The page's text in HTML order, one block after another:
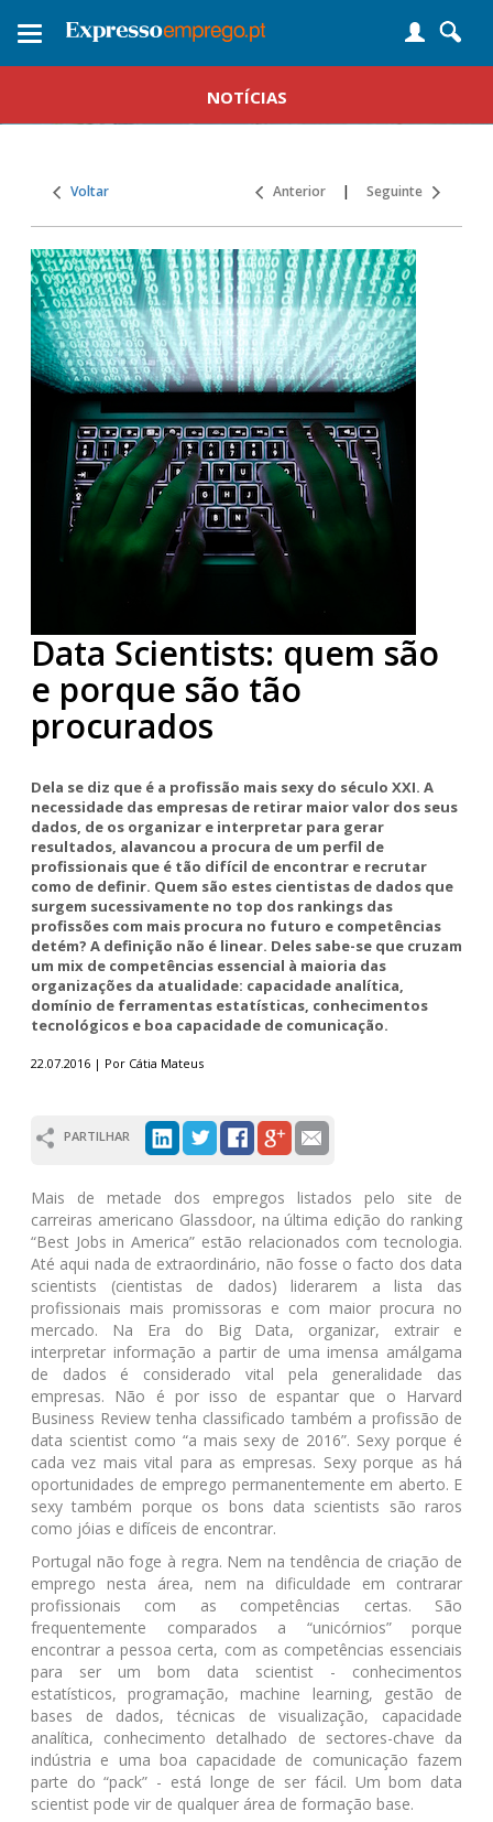
Toggle
NOTÍCIAS
Voltar Anterior | Seguinte
Data Scientists: quem são
e porque são tão
procurados
Dela se diz que é a profissão mais sexy do século XXI. A
necessidade das empresas de retirar maior valor dos seus
dados, de os organizar e interpretar para gerar
resultados, alavancou a procura de um perfil de
profissionais que é tão difícil de encontrar e recrutar
como de definir. Quem são estes cientistas de dados que
surgem sucessivamente no top dos rankings das
profissões com mais procura no futuro e competências
detém? A definição não é linear. Deles sabe-se que cruzam
um mix de competências essencial à maioria das
organizações da atualidade: capacidade analítica,
domínio de ferramentas estatísticas, conhecimentos
tecnológicos e boa capacidade de comunicação.
22.07.2016 | Por Cátia Mateus
PARTILHAR
Mais de metade dos empregos listados pelo site de
carreiras americano Glassdoor, na última edição do ranking
“Best Jobs in America” estão relacionados com tecnologia.
Até aqui nada de extraordinário, não fosse o facto dos data
scientists (cientistas de dados) liderarem a lista das
profissionais mais promissoras e com maior procura no
mercado. Na Era do Big Data, organizar, extrair e
interpretar informação a partir de uma imensa amálgama
de dados é considerado vital pela generalidade das
empresas. Não é por isso de espantar que o Harvard
Business Review tenha classificado também a profissão de
data scientist como “a mais sexy de 2016”. Sexy porque é
cada vez mais vital para as empresas. Sexy porque as há
oportunidades de emprego permanentemente em aberto. E
sexy também porque os bons data scientists são raros
como jóias e difíceis de encontrar.
Portugal não foge à regra. Nem na tendência de criação de
emprego nesta área, nem na dificuldade em contrarar
profissionais com as competências certas. São
frequentemente comparados a “unicórnios” porque
encontrar a pessoa certa, com as competências essenciais
para ser um bom data scientist - conhecimentos
estatísticos, programação, machine learning, gestão de
bases de dados, técnicas de visualização, capacidade
analítica, conhecimento detalhado de sectores-chave da
indústria e uma boa capacidade de comunicação fazem
parte do “pack” - está longe de ser fácil. Um bom data
scientist pode vir de qualquer área de formação base.